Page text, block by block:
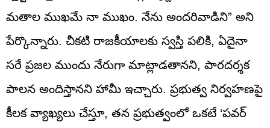
మతాల ముఖమే నా ముఖం. నేను అందరివాడిని” అని
పేర్కొన్నారు. చీకటి రాజకీయాలకు స్వస్తి పలికి, ఏదైనా
సరే ప్రజల ముందు నేరుగా మాట్లాడతానని, పారదర్శక
పాలన అందిస్తానని హామీ ఇచ్చారు. ప్రభుత్వ నిర్వహణపై
కీలక వ్యాఖ్యలు చేస్తూ, తన ప్రభుత్వంలో ఒకటే ‘పవర్